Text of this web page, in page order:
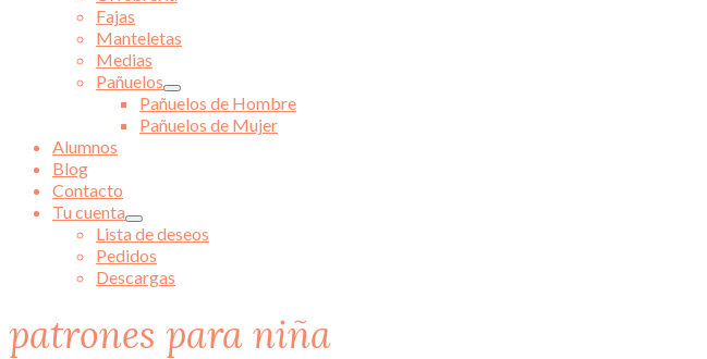
Fajas
Manteletas
Medias
Pañuelos
Pañuelos de Hombre
Pañuelos de Mujer
Alumnos
Blog
Contacto
Tu cuenta
Lista de deseos
Pedidos
Descargas
patrones para niña